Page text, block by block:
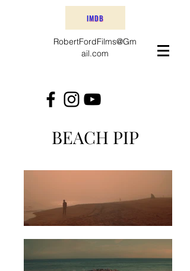
IMDB
RobertFordFilms@Gm
ail.com
BEACH PIP